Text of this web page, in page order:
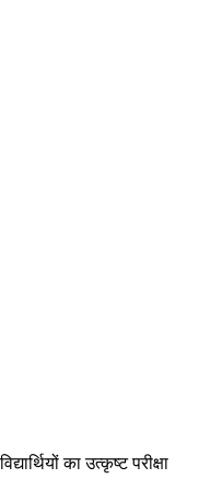
का उत्कृष्ट परीक्षा